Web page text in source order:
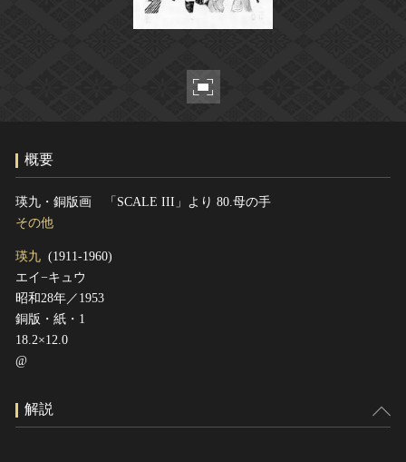
動画で見る無形の文化財
今月のみどころ
ヘルプ
サイトのご意見はこちら
文化遺産データベース
国指定文化財等データベース
概要
瑛九・銅版画 「SCALE III」より 80.母の手
その他
瑛九 (1911-1960)
エイ−キュウ
昭和28年／1953
銅版・紙・1
18.2×12.0
@
解説